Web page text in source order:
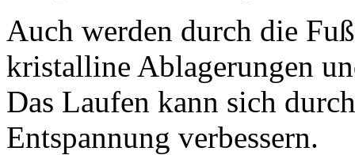
Auch werden durch die
kristalline Ablagerungen
Das Laufen kann sich
Entspannung verbessern.